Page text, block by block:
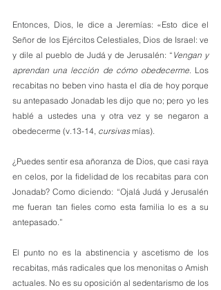
Entonces, Dios, le dice a Jeremías: «Esto dice el
Señor de los Ejércitos Celestiales, Dios de Israel: ve
y dile al pueblo de Judá y de Jerusalén: “ Vengan y
aprendan una lección de cómo obedecerme. Los
recabitas no beben vino hasta el día de hoy porque
su antepasado Jonadab les dijo que no; pero yo les
hablé a ustedes una y otra vez y se negaron a
obedecerme (v.13-14, cursivas mías).
¿Puedes sentir esa añoranza de Dios, que casi raya
en celos, por la fidelidad de los recabitas para con
Jonadab? Como diciendo: “Ojalá Judá y Jerusalén
me fueran tan fieles como esta familia lo es a su
antepasado.”
El punto no es la abstinencia y ascetismo de los
recabitas, más radicales que los menonitas o Amish
actuales. No es su oposición al sedentarismo de los